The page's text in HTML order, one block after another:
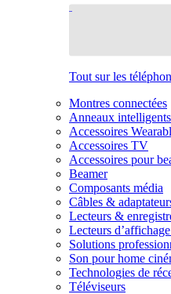
Tout sur les
Montres connectées
Anneaux intelligents
Accessoires
Accessoires TV
Accessoires pour
Beamer
Composants média
Câbles &
Lecteurs &
Lecteurs
Solutions
Son pour home
Technologies de
Téléviseurs